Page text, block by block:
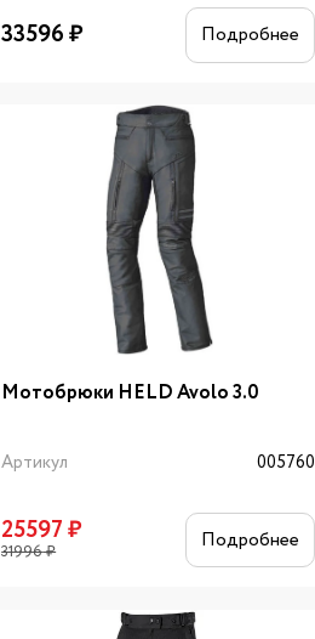
33596₽ Подробнее
Мотобрюки HELD Avolo 3.0
Артикул 005760
25597₽
31996₽ Подробнее